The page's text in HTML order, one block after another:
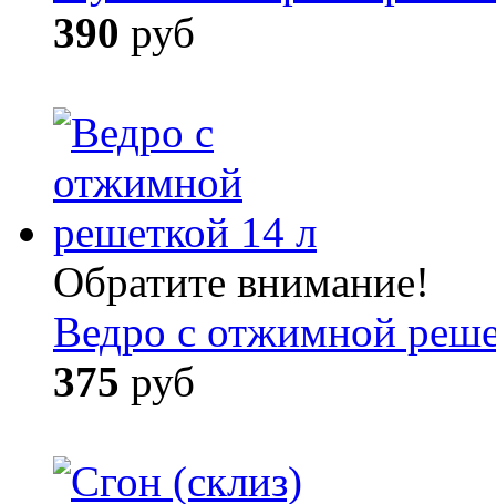
390 руб
Обратите внимание!
Ведро с отжимной
375 руб